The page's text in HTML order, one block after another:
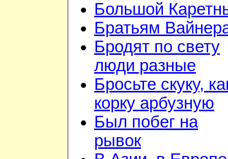
Большой
Братьям
Бродят по свету
люди разные
Бросьте скуку,
корку арбузную
Был побег на
рывок